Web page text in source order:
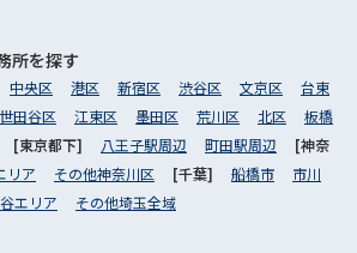
所を探す
中央区 港区 新宿区 渋谷区 文京区
台東
世田谷区 江東区 墨田区 荒川区 北区
板橋
[東京都下] 八王子駅周辺 町田駅周辺
[神奈
リア その他神奈川区 [千葉] 船橋市
市川
エリア その他埼玉全域